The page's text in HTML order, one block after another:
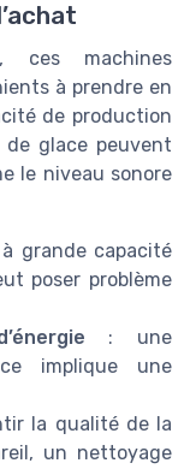
ces machines
à prendre en
de production
de glace peuvent
le niveau sonore
grande capacité
poser problème
: une
implique une
la qualité de la
un nettoyage